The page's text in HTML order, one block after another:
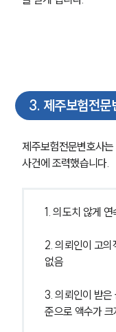
3. 제주보험전
제주보험전문변호사
사건에 조력했습니다.
1. 의도치 않게
2. 의뢰인이 고
없음
3. 의뢰인이 받은
준으로 액수가 크